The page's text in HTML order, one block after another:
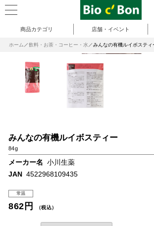
商品カテゴリ 店舗・イベント
ホーム 飲料・お茶・コーヒー・水 みんなの有機ルイボスティ
みんなの有機ルイボスティー
84g
メーカー名 小川生薬
JAN 4522968109435
常温
862円 （税込）